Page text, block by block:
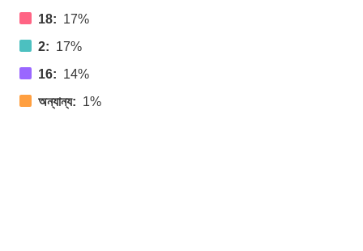
18: 17%
2: 17%
16: 14%
অন্যান্য: 1%